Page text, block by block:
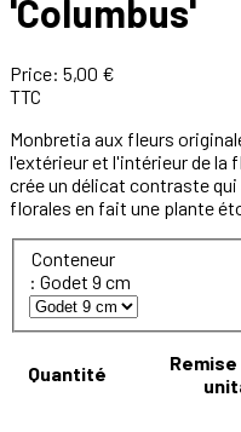
'Columbus'
Price: 5,00 €
TTC
Monbretia aux fleurs
l'extérieur et l'intérieur de la
crée un délicat contraste
florales en fait une plante
Conteneur
: Godet 9 cm
Quantité